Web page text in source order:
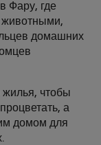
Фару, где
домашних
чтобы
а
домом для